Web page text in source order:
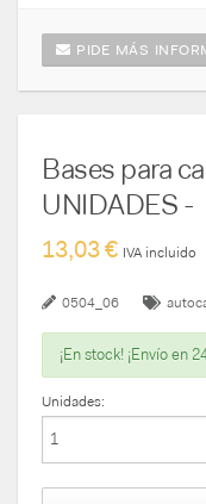
PIDE MÁS
Bases para
UNIDADES -
13,03 € IVA incluido
0504_06
¡En stock! ¡Envío en
Unidades: